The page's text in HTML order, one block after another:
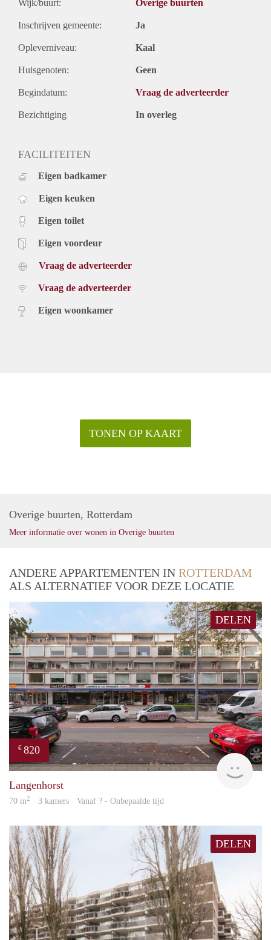
Wijk/buurt: Overige buurten
Inschrijven gemeente: Ja
Opleverniveau: Kaal
Huisgenoten: Geen
Begindatum: Vraag de adverteerder
Bezichtiging In overleg
FACILITEITEN
Eigen badkamer
Eigen keuken
Eigen toilet
Eigen voordeur
Vraag de adverteerder
Vraag de adverteerder
Eigen woonkamer
TONEN OP KAART
Overige buurten, Rotterdam
Meer informatie over wonen in Overige buurten
ANDERE APPARTEMENTEN IN ROTTERDAM
ALS ALTERNATIEF VOOR DEZE LOCATIE
DELEN
€ 820
Langenhorst
70 m2 · 3 kamers · Vanaf ? - Onbepaalde tijd
DELEN